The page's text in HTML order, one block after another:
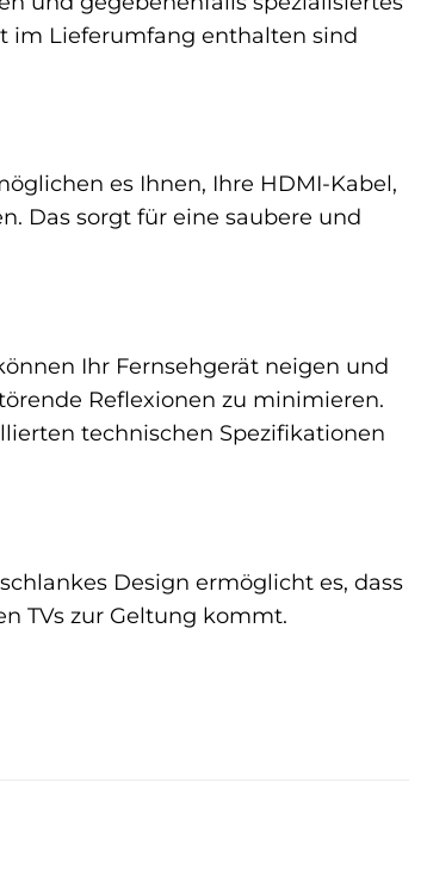
im Lieferumfang enthalten sind
es Ihnen, Ihre HDMI-Kabel,
Das sorgt für eine saubere und
Ihr Fernsehgerät neigen und
Reflexionen zu minimieren.
technischen Spezifikationen
Design ermöglicht es, dass
TVs zur Geltung kommt.